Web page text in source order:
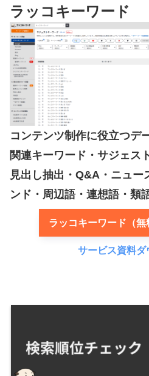
ラッコキーワード
コンテンツ制作に役立つデ
関連キーワード・サジェス
見出し抽出・Q&A・ニュー
ンド・周辺語・連想語・類
ラッコキーワード（
サービス資料ダ